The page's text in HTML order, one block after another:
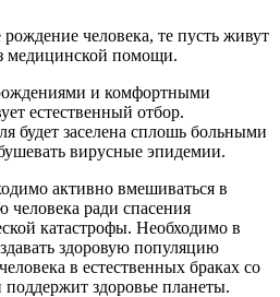
рождение человека, те пусть живут
медицинской помощи.
и комфортными
естественный отбор.
будет заселена сплошь больными
вирусные эпидемии.
активно вмешиваться в
ради спасения
катастрофы. Необходимо в
здоровую популяцию
в естественных браках со
здоровье планеты.